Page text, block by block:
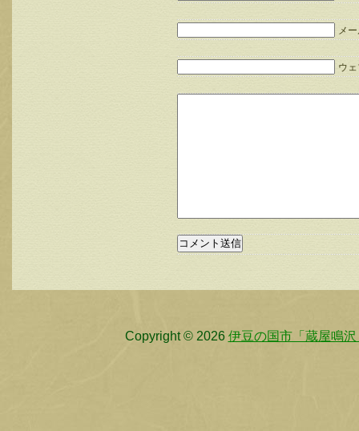
メ
ウ
Copyright © 2026 伊豆の国市「蔵屋鳴